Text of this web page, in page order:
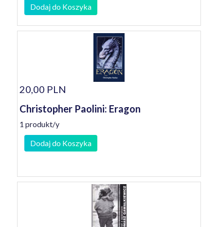
Dodaj do Koszyka
20,00 PLN
Christopher Paolini: Eragon
1 produkt/y
Dodaj do Koszyka